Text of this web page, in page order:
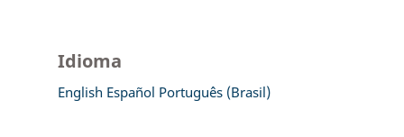
Idioma
English Español Português (Brasil)